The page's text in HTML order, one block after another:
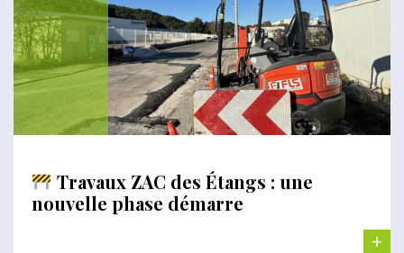
Travaux ZAC des Étangs : une
nouvelle phase démarre
+